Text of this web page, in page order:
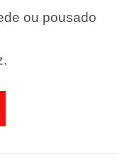
ou pousado